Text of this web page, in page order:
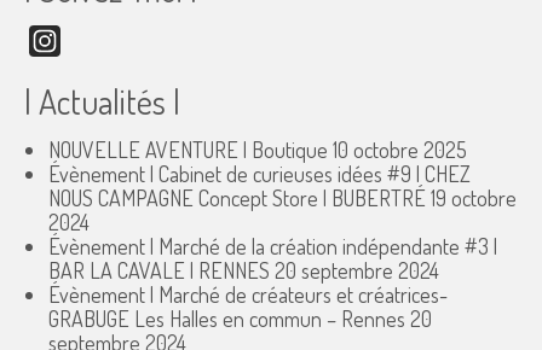
| Actualités |
NOUVELLE AVENTURE | Boutique 10 octobre 2025
Évènement | Cabinet de curieuses idées #9 | CHEZ
NOUS CAMPAGNE Concept Store | BUBERTRÉ 19 octobre
2024
Évènement | Marché de la création indépendante #3 |
BAR LA CAVALE | RENNES 20 septembre 2024
Évènement | Marché de créateurs et créatrices-
GRABUGE Les Halles en commun – Rennes 20
septembre 2024